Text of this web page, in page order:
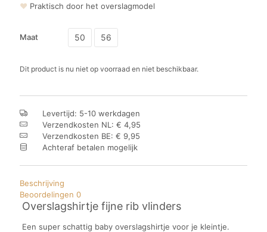
❤ Praktisch door het overslagmodel
Maat 50 56
Dit product is nu niet op voorraad en niet beschikbaar.
Levertijd: 5-10 werkdagen
Verzendkosten NL: € 4,95
Verzendkosten BE: € 9,95
Achteraf betalen mogelijk
Beschrijving
Beoordelingen 0
Overslagshirtje fijne rib vlinders
Een super schattig baby overslagshirtje voor je kleintje.